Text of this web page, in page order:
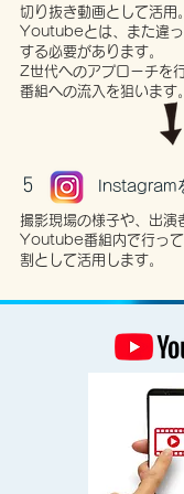
切り抜き動画として活用。
Youtubeとは、また違
する必要があります。
Z世代へのアプローチを
番組への流入を狙います。
5 Instagram
撮影現場の様子や、出演
Youtube番組内で行っ
割として活用します。